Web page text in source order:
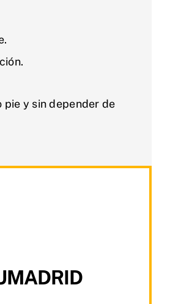
pie y sin depender de